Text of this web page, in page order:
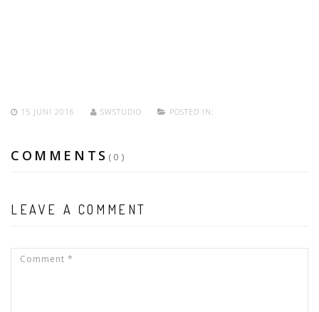
15 JUNI 2016 SWSTUDIO POSTED IN:
COMMENTS (0)
LEAVE A COMMENT